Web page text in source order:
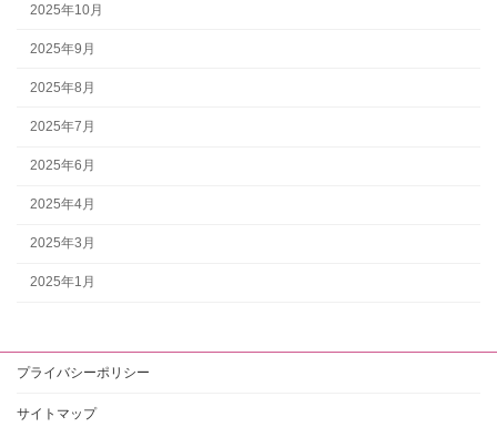
2025年10月
2025年9月
2025年8月
2025年7月
2025年6月
2025年4月
2025年3月
2025年1月
プライバシーポリシー
サイトマップ